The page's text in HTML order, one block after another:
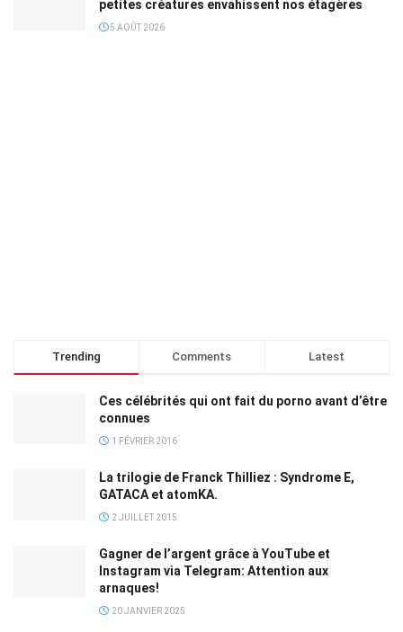
petites créatures envahissent nos étagères
5 AOÛT 2026
Trending Comments Latest
Ces célébrités qui ont fait du porno avant d’être
connues
1 FÉVRIER 2016
La trilogie de Franck Thilliez : Syndrome E,
GATACA et atomKA.
2 JUILLET 2015
Gagner de l’argent grâce à YouTube et
Instagram via Telegram: Attention aux
arnaques!
20 JANVIER 2025